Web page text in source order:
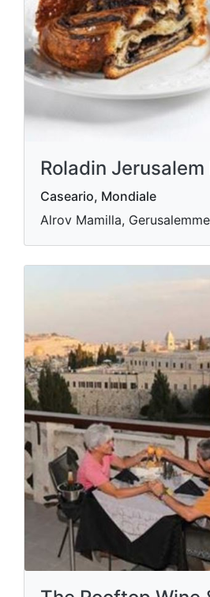
Roladin
Caseario, Mondiale
Alrov Mamilla, Gerusalemme